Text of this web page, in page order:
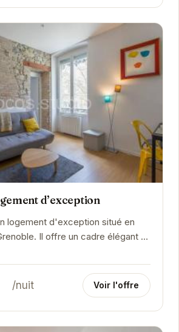
d’exception
logement d'exception situé en
Il offre un cadre élégant et
un séjour inoubliable.
/nuit Voir l'offre